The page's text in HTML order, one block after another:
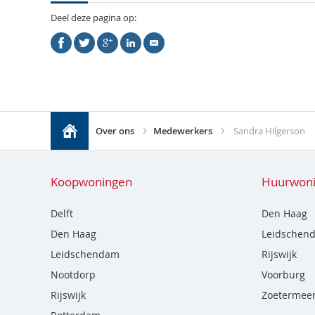
Deel deze pagina op:
Over ons Medewerkers Sandra Hilgerson
Koopwoningen
Delft
Den Haag
Leidschendam
Nootdorp
Rijswijk
Den Haag
Rijswijk
Voorburg